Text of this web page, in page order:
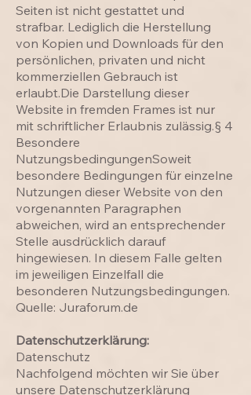
Seiten ist nicht gestattet und
strafbar. Lediglich die Herstellung
von Kopien und Downloads für den
persönlichen, privaten und nicht
kommerziellen Gebrauch ist
erlaubt.Die Darstellung dieser
Website in fremden Frames ist nur
mit schriftlicher Erlaubnis zulässig.§ 4
Besondere
NutzungsbedingungenSoweit
besondere Bedingungen für einzelne
Nutzungen dieser Website von den
vorgenannten Paragraphen
abweichen, wird an entsprechender
Stelle ausdrücklich darauf
hingewiesen. In diesem Falle gelten
im jeweiligen Einzelfall die
besonderen Nutzungsbedingungen.
Quelle: Juraforum.de
Datenschutzerklärung:
Datenschutz
Nachfolgend möchten wir Sie über
unsere Datenschutzerklärung